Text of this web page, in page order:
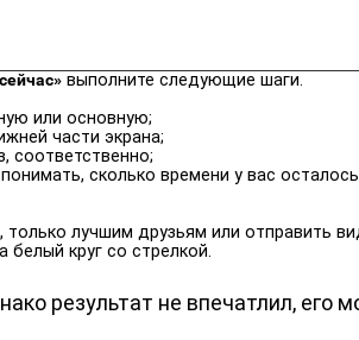
выполните следующие шаги.
или основную;
части экрана;
соответственно;
сколько времени у вас
лучшим друзьям или отправить
круг со стрелкой.
результат не впечатлил, его